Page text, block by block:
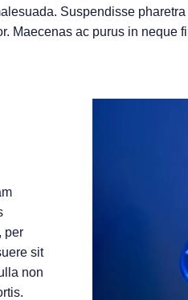
Suspendisse
Maecenas ac purus in
per
sit
non